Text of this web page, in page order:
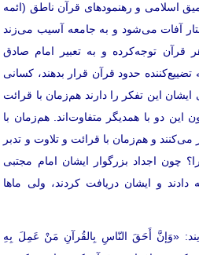
اسلامی و رهنمودهای قرآن ناطق (ائمه
آفات می‌شود و به جامعه آسیب می‌زند
قرآن توجه‌کرده و به تعبیر امام صادق
حدود قرآن قرار بدهند، کسانی
این تفکر را دارند هم‌زمان با قرائت
این دو با همدیگر متفاوت‌اند. هم‌زمان با
و هم‌زمان با قرائت و تلاوت و تدبر
چون اجداد بزرگوار ایشان امام مجتبی
و ایشان دریافت کردند، ولی ماها
«وَإنَّ أَحَقَ النّاسِ بِالقُرآنِ مَنْ عَمِلَ بِهِ